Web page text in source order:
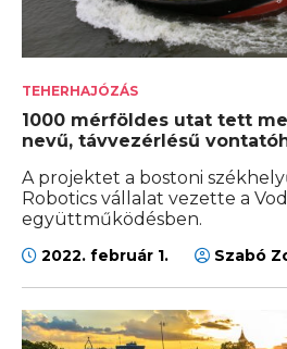
TEHERHAJÓZÁS
1000 mérföldes utat tett
nevű, távvezérlésű
A projektet a bostoni
Robotics vállalat vezette a
együttműködésben.
2022. február 1. Szabó